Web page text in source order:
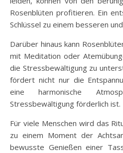
Rosenblüten profitieren. Ein
Schlüssel zu einem besseren
Darüber hinaus kann
mit Meditation oder
die Stressbewältigung zu
fördert nicht nur die
eine harmonische
Stressbewältigung förderlich ist.
Für viele Menschen wird das
zu einem Moment der
bewusste Genießen einer